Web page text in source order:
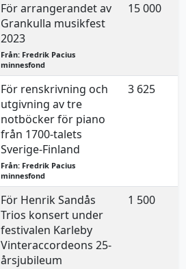
För arrangerandet av
Grankulla musikfest
2023
Från: Fredrik Pacius
minnesfond
15 000
För renskrivning och
utgivning av tre
notböcker för piano
från 1700-talets
Sverige-Finland
Från: Fredrik Pacius
minnesfond
3 625
För Henrik Sandås
Trios konsert under
festivalen Karleby
Vinteraccordeons 25-
årsjubileum
1 500